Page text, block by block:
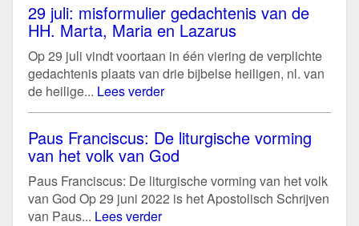
29 juli: misformulier gedachtenis van de
HH. Marta, Maria en Lazarus
Op 29 juli vindt voortaan in één viering de verplichte
gedachtenis plaats van drie bijbelse heiligen, nl. van
de heilige... Lees verder
Paus Franciscus: De liturgische vorming
van het volk van God
Paus Franciscus: De liturgische vorming van het volk
van God Op 29 juni 2022 is het Apostolisch Schrijven
van Paus... Lees verder